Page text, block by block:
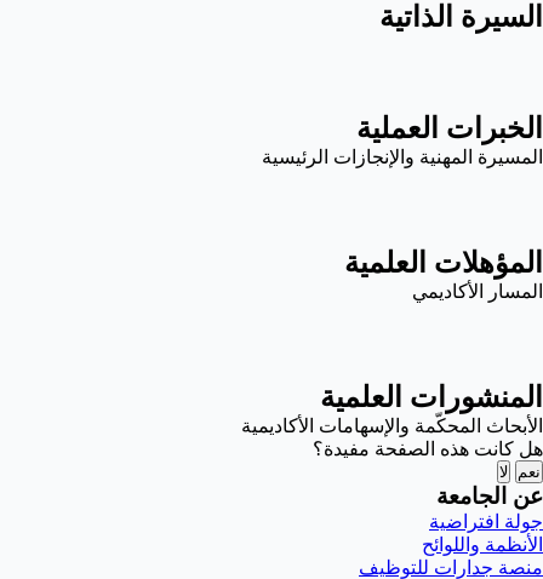
السيرة الذاتية
الخبرات العملية
المسيرة المهنية والإنجازات الرئيسية
المؤهلات العلمية
المسار الأكاديمي
المنشورات العلمية
الأبحاث المحكّمة والإسهامات الأكاديمية
هل كانت هذه الصفحة مفيدة؟
نعم لا
عن الجامعة
جولة افتراضية
الأنظمة واللوائح
منصة جدارات للتوظيف